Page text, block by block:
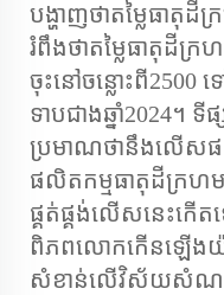
បង្ហាញ​ថា​តម្លៃធាតុដីក្
រំពឹងថា​តម្លៃធាតុដីក្រ
ចុះ​នៅចន្លោះពី2500
ទាបជាងឆ្នាំ2024។
ប្រមាណថា​នឹងលើស​ផ
ផលិតកម្មធាតុដីក្រហម​
ផ្គត់ផ្គង់លើស​នេះកើ
ពិភពលោក​កើនឡើង​
សំខាន់​លើវិស័យ​សំណ